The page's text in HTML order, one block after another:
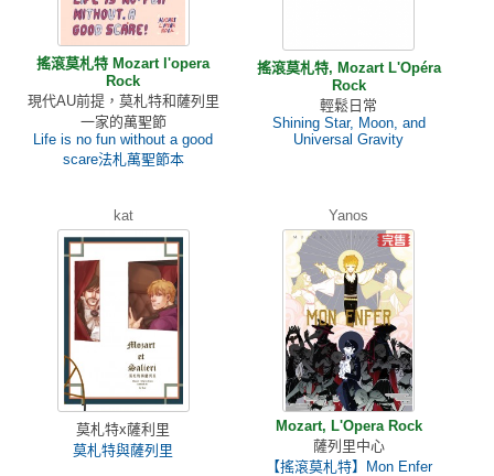
搖滾莫札特 Mozart l'opera
Rock
現代AU前提，莫札特和薩列里
一家的萬聖節
Life is no fun without a good
scare法札萬聖節本
搖滾莫札特, Mozart L'Opéra
Rock
輕鬆日常
Shining Star, Moon, and
Universal Gravity
kat
莫札特x薩利里
莫札特與薩列里
Yanos
Mozart, L'Opera Rock
薩列里中心
【搖滾莫札特】Mon Enfer